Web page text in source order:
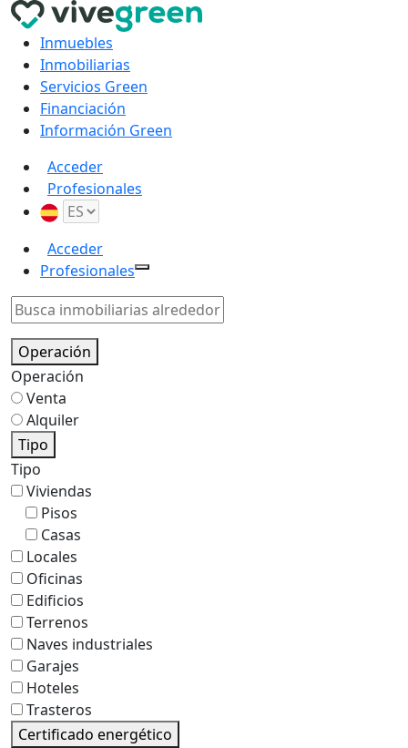
Inmuebles
Inmobiliarias
Servicios Green
Financiación
Información Green
Acceder
Profesionales
Acceder
Profesionales
Operación
Operación
Venta
Alquiler
Tipo
Tipo
Viviendas
Pisos
Casas
Locales
Oficinas
Edificios
Terrenos
Naves industriales
Garajes
Hoteles
Trasteros
Certificado energético